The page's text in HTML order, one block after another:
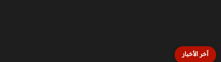
آخر الأخبار